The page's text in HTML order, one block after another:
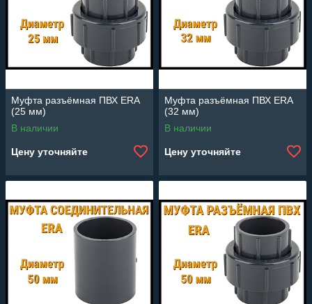
Муфта разъёмная ПВХ ERA
(25 мм)
В наличии
Цену уточняйте
Муфта разъёмная ПВХ ERA
(32 мм)
В наличии
Цену уточняйте